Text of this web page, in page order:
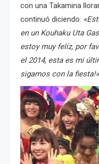
con una Takamina
continuó diciendo:
en un Kouhaku Uta
estoy muy felíz, por
el 2014, esta es mi
sigamos con la fiesta!»